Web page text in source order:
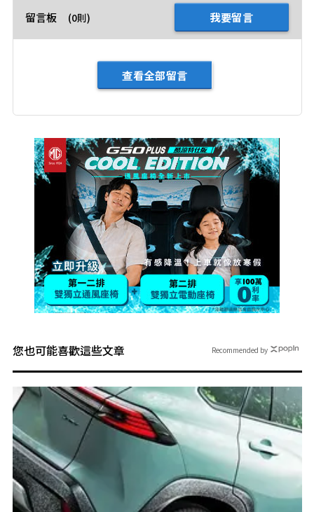
留言板 (0則) 我要留言
查看全部留言
您也可能喜歡這些文章 Recommended by